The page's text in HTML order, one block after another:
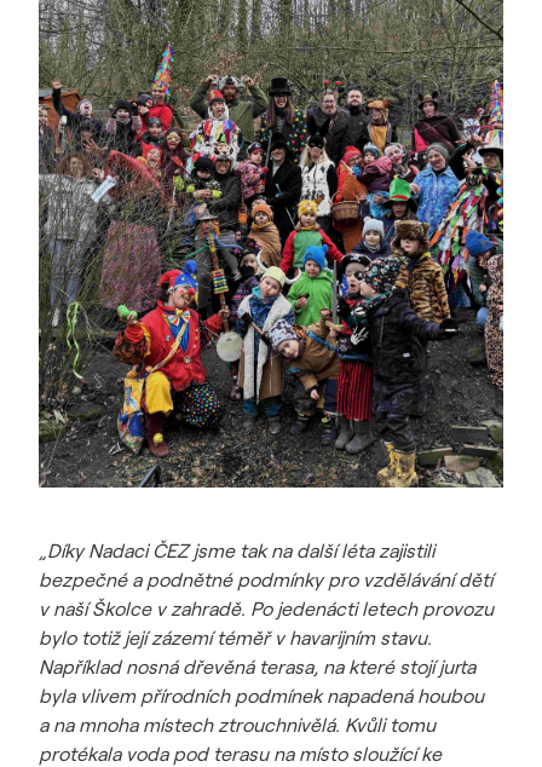
„Díky Nadaci ČEZ jsme tak na další léta zajistili
bezpečné a podnětné podmínky pro vzdělávání dětí
v naší Školce v zahradě. Po jedenácti letech provozu
bylo totiž její zázemí téměř v havarijním stavu.
Například nosná dřevěná terasa, na které stojí jurta
byla vlivem přírodních podmínek napadená houbou
a na mnoha místech ztrouchnivělá. Kvůli tomu
protékala voda pod terasu na místo sloužící ke